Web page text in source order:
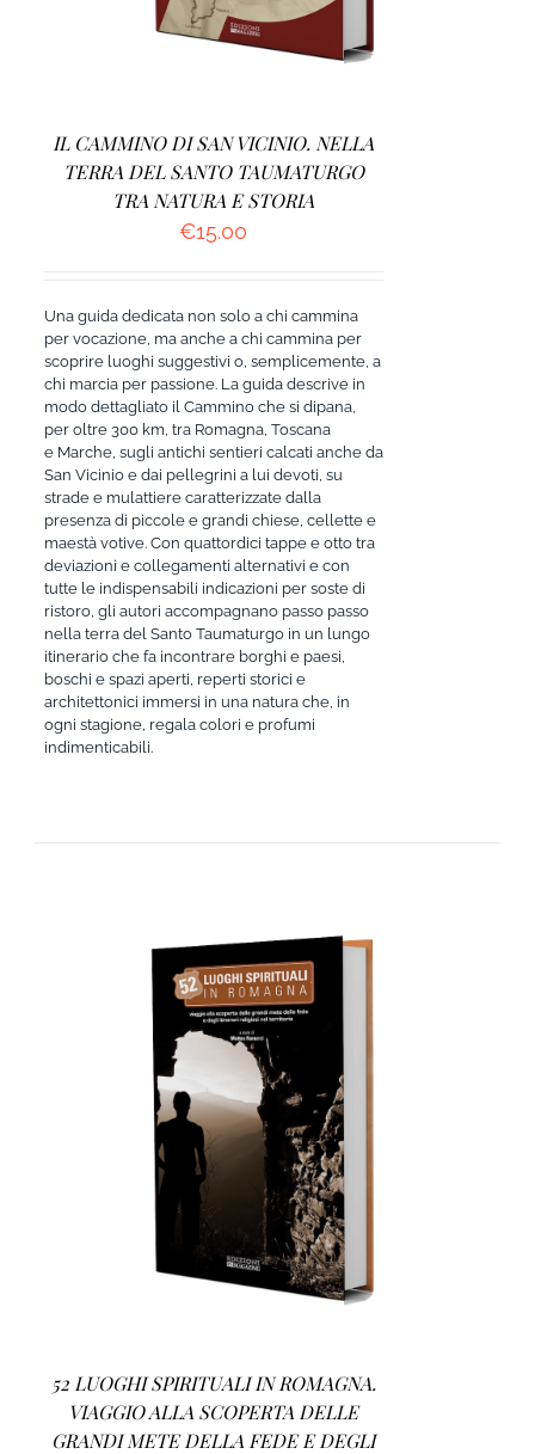
IL CAMMINO DI SAN VICINIO. NELLA
TERRA DEL SANTO TAUMATURGO
TRA NATURA E STORIA
€15.00
Una guida dedicata non solo a chi cammina
per vocazione, ma anche a chi cammina per
scoprire luoghi suggestivi o, semplicemente, a
chi marcia per passione. La guida descrive in
modo dettagliato il Cammino che si dipana,
per oltre 300 km, tra Romagna, Toscana
e Marche, sugli antichi sentieri calcati anche da
San Vicinio e dai pellegrini a lui devoti, su
strade e mulattiere caratterizzate dalla
presenza di piccole e grandi chiese, cellette e
maestà votive. Con quattordici tappe e otto tra
deviazioni e collegamenti alternativi e con
tutte le indispensabili indicazioni per soste di
ristoro, gli autori accompagnano passo passo
nella terra del Santo Taumaturgo in un lungo
itinerario che fa incontrare borghi e paesi,
boschi e spazi aperti, reperti storici e
architettonici immersi in una natura che, in
ogni stagione, regala colori e profumi
indimenticabili.
AGGIUNGI AL CARRELLO /
52 LUOGHI SPIRITUALI IN ROMAGNA.
VIAGGIO ALLA SCOPERTA DELLE
GRANDI METE DELLA FEDE E DEGLI